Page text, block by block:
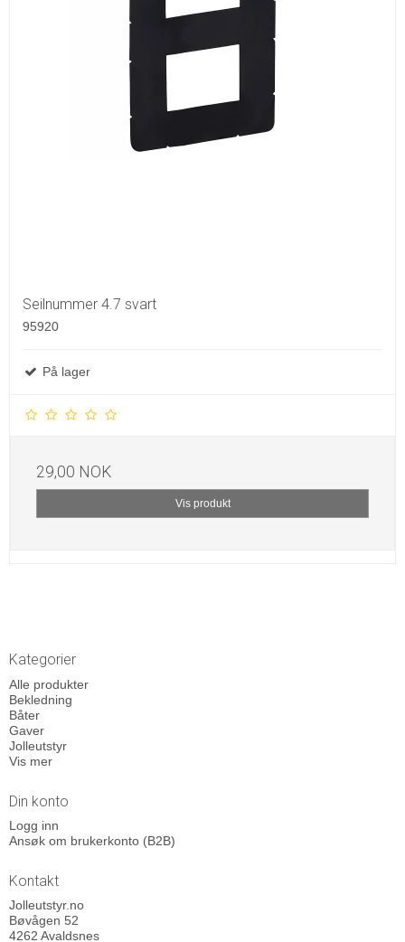
Seilnummer 4.7 svart
95920
På lager
29,00 NOK
Vis produkt
Kategorier
Alle produkter
Bekledning
Båter
Gaver
Jolleutstyr
Vis mer
Din konto
Logg inn
Ansøk om brukerkonto (B2B)
Kontakt
Jolleutstyr.no
Bøvågen 52
4262 Avaldsnes